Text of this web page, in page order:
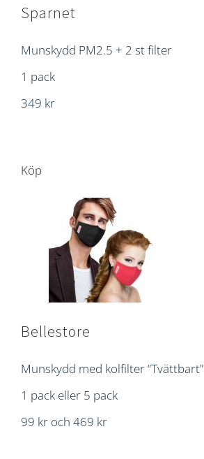
Sparnet
Munskydd PM2.5 + 2 st filter
1 pack
349 kr
Köp
Bellestore
Munskydd med kolfilter “Tvättbart”
1 pack eller 5 pack
99 kr och 469 kr